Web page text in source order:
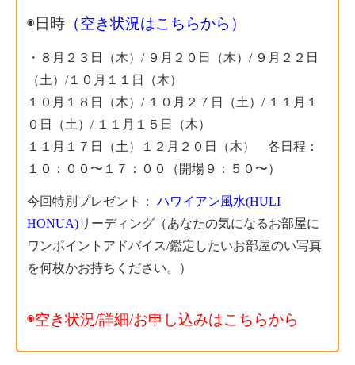
◉日時 （空き状況はこちらから）
・８月２３日（木）/ ９月２０日（木）/ ９月２２日
（土）/１０月１１日（木）
１０月１８日（木）/ １０月２７日（土）/ １１月１
０日（土）/ １１月１５日（木）
１１月１７日（土）１２月２０日（木） 各日程：
１０：００〜１７：００（開場９：５０〜）
今回特別プレゼント： ハワイアン風水(HULI
HONUA)リーディング（あなたの気になるお部屋に
ワンポイントアドバイス/鑑定したいお部屋のい写真
を何枚かお持ちください。）
◉空き状況/詳細/お申し込みはこちらから